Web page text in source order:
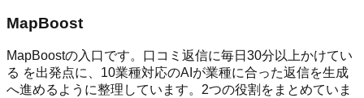
MapBoost
MapBoostの入口です。口コミ返信に毎日30分以上かけてい
る を出発点に、10業種対応のAIが業種に合った返信を生成
へ進めるように整理しています。2つの役割をまとめていま